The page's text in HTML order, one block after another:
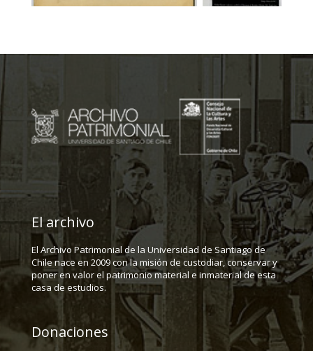
El archivo
El Archivo Patrimonial de la Universidad de Santiago de
Chile nace en 2009 con la misión de custodiar, conservar y
poner en valor el patrimonio material e inmaterial de esta
casa de estudios.
Donaciones